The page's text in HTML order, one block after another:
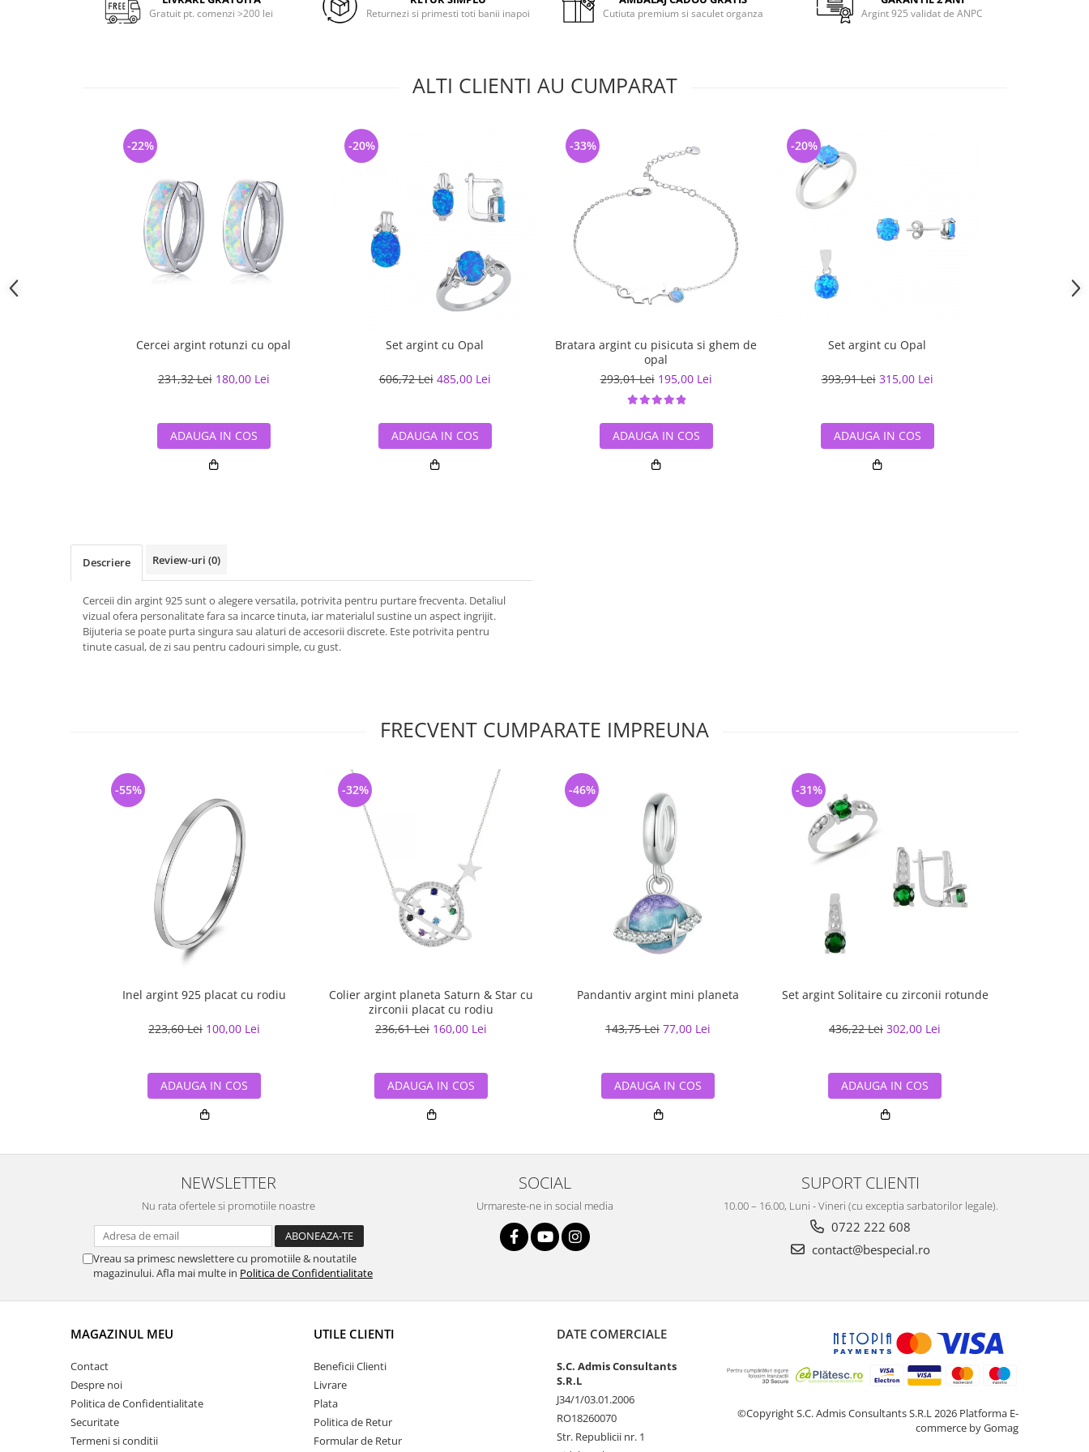
Gratuit pt. comenzi >200 lei Returnezi si primesti toti banii inapoi Cutiuta premium si saculet organza Argint 925 validat de ANPC
ALTI CLIENTI AU CUMPARAT
Cercei argint rotunzi cu opal
231,32 Lei 180,00 Lei
-22%
ADAUGA IN COS
Set argint cu Opal
606,72 Lei 485,00 Lei
-20%
ADAUGA IN COS
Bratara argint cu pisicuta si ghem de
opal
293,01 Lei 195,00 Lei
-33%
ADAUGA IN COS
Set argint cu Opal
393,91 Lei 315,00 Lei
-20%
ADAUGA IN COS
Descriere Review-uri (0)
Cerceii din argint 925 sunt o alegere versatila, potrivita pentru purtare frecventa. Detaliul
vizual ofera personalitate fara sa incarce tinuta, iar materialul sustine un aspect ingrijit.
Bijuteria se poate purta singura sau alaturi de accesorii discrete. Este potrivita pentru
tinute casual, de zi sau pentru cadouri simple, cu gust.
FRECVENT CUMPARATE IMPREUNA
Inel argint 925 placat cu rodiu
223,60 Lei 100,00 Lei
-55%
ADAUGA IN COS
Colier argint planeta Saturn & Star cu
zirconii placat cu rodiu
236,61 Lei 160,00 Lei
-32%
ADAUGA IN COS
Pandantiv argint mini planeta
143,75 Lei 77,00 Lei
-46%
ADAUGA IN COS
Set argint Solitaire cu zirconii rotunde
436,22 Lei 302,00 Lei
-31%
ADAUGA IN COS
NEWSLETTER
Nu rata ofertele si promotiile noastre
Vreau sa primesc newslettere cu promotiile & noutatile
magazinului. Afla mai multe in Politica de Confidentialitate
SOCIAL
Urmareste-ne in social media
SUPORT CLIENTI
10.00 – 16.00, Luni - Vineri (cu exceptia sarbatorilor legale).
0722 222 608
contact@bespecial.ro
MAGAZINUL MEU
Contact
Despre noi
Politica de Confidentialitate
Securitate
Termeni si conditii
UTILE CLIENTI
Beneficii Clienti
Livrare
Plata
Politica de Retur
Formular de Retur
DATE COMERCIALE
S.C. Admis Consultants
S.R.L
J34/1/03.01.2006
RO18260070
Str. Republicii nr. 1
©Copyright S.C. Admis Consultants S.R.L 2026 Platforma E-
commerce by Gomag